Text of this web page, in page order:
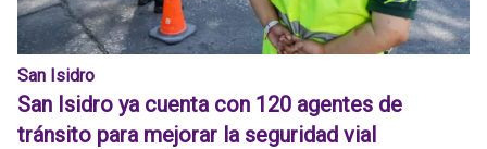
San Isidro
San Isidro ya cuenta con 120 agentes de
tránsito para mejorar la seguridad vial